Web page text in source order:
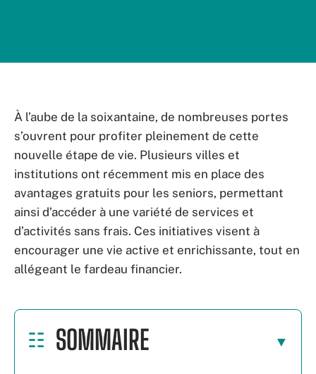
À l’aube de la soixantaine, de nombreuses portes
s’ouvrent pour profiter pleinement de cette
nouvelle étape de vie. Plusieurs villes et
institutions ont récemment mis en place des
avantages gratuits pour les seniors, permettant
ainsi d’accéder à une variété de services et
d’activités sans frais. Ces initiatives visent à
encourager une vie active et enrichissante, tout en
allégeant le fardeau financier.
SOMMAIRE